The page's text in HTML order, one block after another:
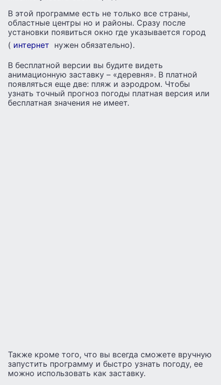
В этой программе есть не только все страны,
областные центры но и районы. Сразу после
установки появиться окно где указывается город
( интернет нужен обязательно).
В бесплатной версии вы будите видеть
анимационную заставку – «деревня». В платной
появляться еще две: пляж и аэродром. Чтобы
узнать точный прогноз погоды платная версия или
бесплатная значения не имеет.
Также кроме того, что вы всегда сможете вручную
запустить программу и быстро узнать погоду, ее
можно использовать как заставку.